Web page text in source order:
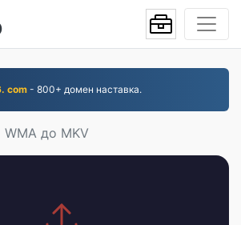
com - 800+ домен наставка.
WMA до MKV